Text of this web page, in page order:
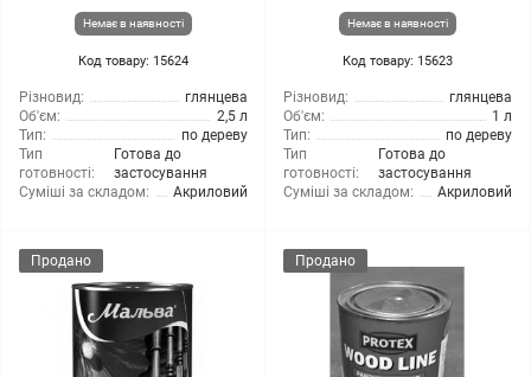
Немає в наявності
Код товару: 15624
Різновид:
глянцева
Об'єм:
2,5 л
Тип:
по дереву
Тип
готовності:
Готова до
застосування
Суміші за складом:
Акриловий
Немає в наявності
Код товару: 15623
Різновид:
глянцева
Об'єм:
1 л
Тип:
по дереву
Тип
готовності:
Готова до
застосування
Суміші за складом:
Акриловий
Продано Продано